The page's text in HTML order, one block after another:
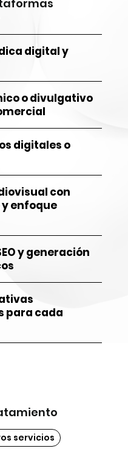
servicios
digital y
o divulgativo
digitales o
con
enfoque
y generación
para cada